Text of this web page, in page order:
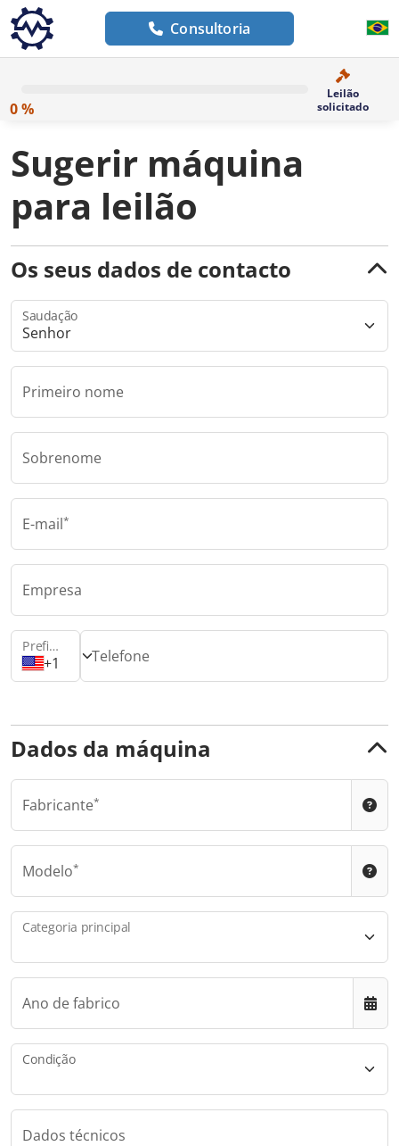
Consultoria
0 %
Leilão
solicitado
Sugerir máquina
para leilão
Os seus dados de contacto
Saudação
Primeiro nome
Sobrenome
E-mail
Empresa
Prefixo de área
+1 Telefone
Dados da máquina
Fabricante
Modelo
Categoria principal
Ano de fabrico
Condição
Dados técnicos